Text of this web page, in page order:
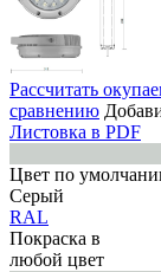
Рассчитать
сравнению
Листовка в PDF
Цвет по
Серый
RAL
Покраска в
любой цвет